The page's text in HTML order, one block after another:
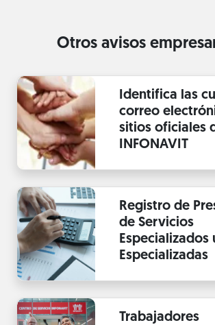
Otros avisos
Identifica las
correo
sitios oficiales
INFONAVIT
Registro de
de Servicios
Especializados
Especializadas
Trabajadores